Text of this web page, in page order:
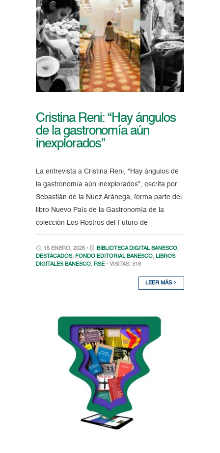
Cristina Reni: “Hay ángulos
de la gastronomía aún
inexplorados”
La entrevista a Cristina Reni, “Hay ángulos de
la gastronomía aún inexplorados”, escrita por
Sebastián de la Nuez Aránega, forma parte del
libro Nuevo País de la Gastronomía de la
colección Los Rostros del Futuro de
15 ENERO, 2026 • BIBLIOTECA DIGITAL BANESCO,
DESTACADOS, FONDO EDITORIAL BANESCO, LIBROS
DIGITALES BANESCO, RSE • VISITAS: 318
LEER MÁS